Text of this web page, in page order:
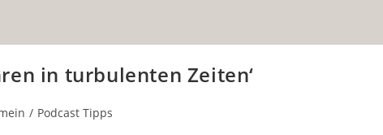
in turbulenten Zeiten‘
/ Podcast Tipps